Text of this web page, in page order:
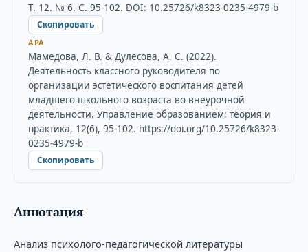
Т. 12. № 6. С. 95-102. DOI: 10.25726/k8323-0235-4979-b
Скопировать
APA
Мамедова, Л. В. & Дулесова, А. С. (2022).
Деятельность классного руководителя по
организации эстетического воспитания детей
младшего школьного возраста во внеурочной
деятельности. Управление образованием: теория и
практика, 12(6), 95-102. https://doi.org/10.25726/k8323-
0235-4979-b
Скопировать
Аннотация
Анализ психолого-педагогической литературы